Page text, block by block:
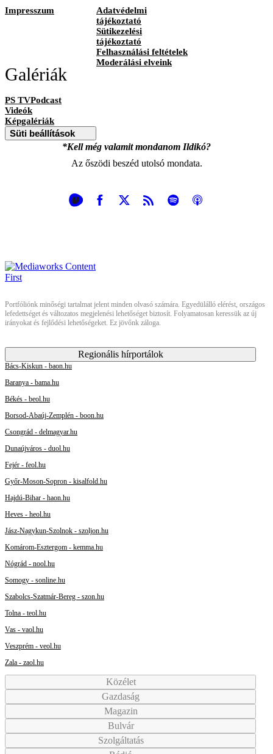
Impresszum
Adatvédelmi
tájékoztató
Sütikezelési
tájékoztató
Felhasználási feltételek
Moderálási elveink
Galériák
PS TVPodcast
Videók
Képgalériák
Süti beállítások
*Kell még valamit mondanom Ildikó?
Az őszödi beszéd utolsó mondata.
Portfóliónk minőségi tartalmat jelent minden olvasó számára. Egyedülálló elérést, országos
lefedettséget és változatos megjelenési lehetőséget biztosít. Folyamatosan keressük az új
irányokat és fejlődési lehetőségeket. Ez jövőnk záloga.
Regionális hírportálok
Bács-Kiskun - baon.hu
Baranya - bama.hu
Békés - beol.hu
Borsod-Abaúj-Zemplén - boon.hu
Csongrád - delmagyar.hu
Dunaújváros - duol.hu
Fejér - feol.hu
Győr-Moson-Sopron - kisalfold.hu
Hajdú-Bihar - haon.hu
Heves - heol.hu
Jász-Nagykun-Szolnok - szoljon.hu
Komárom-Esztergom - kemma.hu
Nógrád - nool.hu
Somogy - sonline.hu
Szabolcs-Szatmár-Bereg - szon.hu
Tolna - teol.hu
Vas - vaol.hu
Veszprém - veol.hu
Zala - zaol.hu
Közélet
Gazdaság
Magazin
Bulvár
Szolgáltatás